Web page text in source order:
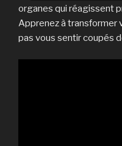
organes qui réagissent
Apprenez à transformer
pas vous sentir coupés